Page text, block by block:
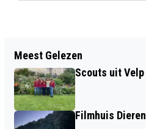
OPBRENGST VAN
GOEDE DOELEN
Meest Gelezen
Scouts uit
Filmhuis